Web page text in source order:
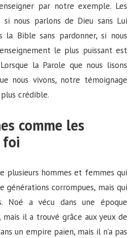
par notre exemple. Les
nous parlons de Dieu sans Lui
la Bible sans pardonner, si nous
le plus puissant est
la Parole que nous lisons
nous vivons, notre témoignage
crédible.
comme les
foi
plusieurs hommes et femmes qui
générations corrompues, mais qui
Noé a vécu dans une époque
il a trouvé grâce aux yeux de
un empire païen, mais il n’a pas